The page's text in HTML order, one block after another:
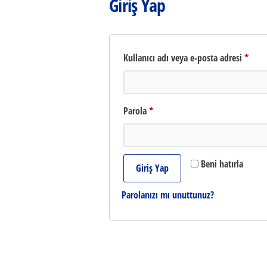
Giriş Yap
Kullanıcı adı veya e-posta adresi *Gerekli
Parola*Gerekli
Beni hatırla
Giriş Yap
Parolanızı mı unuttunuz?